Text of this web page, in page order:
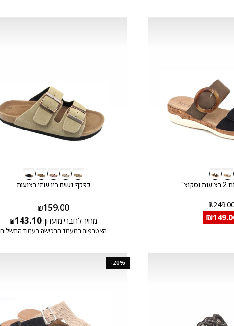
₪249.00
₪
כפכף נשים ביו שתי רצועות
₪159.00
מחיר לחברי מועדון: ₪143.10
הצטרפות במעמד הרכישה בעמוד התשלום
-20%